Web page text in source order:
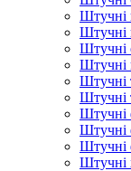
Штучні
Штучні
Штучні
Штучні
Штучні
Штучні
Штучні
Штучні
Штучні
Штучні